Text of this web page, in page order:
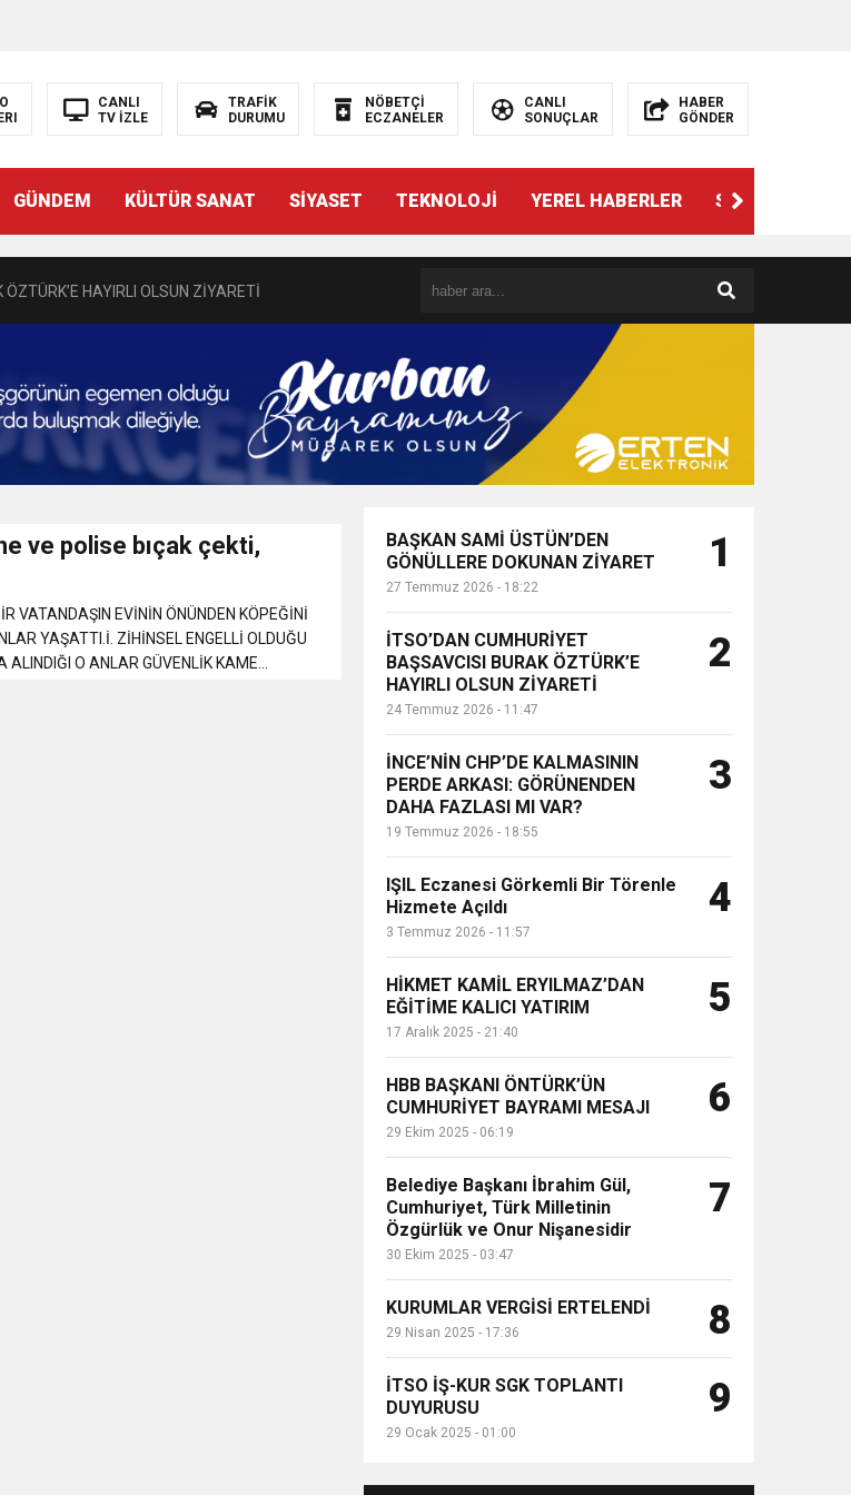
CANLI
TV İZLE
TRAFİK
DURUMU
NÖBETÇİ
ECZANELER
CANLI
SONUÇLAR
HABER
GÖNDER
GÜNDEM KÜLTÜR SANAT SİYASET TEKNOLOJİ YEREL HABERLER SPOR
HAYIRLI OLSUN ZİYARETİ
GÖRÜNENDEN DAHA FAZLASI MI VAR?
Milletinin Özgürlük ve Onur Nişanesidir
MESAJI
ve polise bıçak çekti,
ÖNÜNDEN KÖPEĞİNİ
YAŞATTI.İ. ZİHİNSEL ENGELLİ OLDUĞU
O ANLAR GÜVENLİK KAME...
BAŞKAN SAMİ ÜSTÜN’DEN
GÖNÜLLERE DOKUNAN ZİYARET
27 Temmuz 2026 - 18:22
1
İTSO’DAN CUMHURİYET
BAŞSAVCISI BURAK ÖZTÜRK’E
HAYIRLI OLSUN ZİYARETİ
24 Temmuz 2026 - 11:47
2
İNCE’NİN CHP’DE KALMASININ
PERDE ARKASI: GÖRÜNENDEN
DAHA FAZLASI MI VAR?
19 Temmuz 2026 - 18:55
3
IŞIL Eczanesi Görkemli Bir Törenle
Hizmete Açıldı
3 Temmuz 2026 - 11:57
4
HİKMET KAMİL ERYILMAZ’DAN
EĞİTİME KALICI YATIRIM
17 Aralık 2025 - 21:40
5
HBB BAŞKANI ÖNTÜRK’ÜN
CUMHURİYET BAYRAMI MESAJI
29 Ekim 2025 - 06:19
6
Belediye Başkanı İbrahim Gül,
Cumhuriyet, Türk Milletinin
Özgürlük ve Onur Nişanesidir
30 Ekim 2025 - 03:47
7
KURUMLAR VERGİSİ ERTELENDİ
29 Nisan 2025 - 17:36 8
İTSO İŞ-KUR SGK TOPLANTI
DUYURUSU
29 Ocak 2025 - 01:00
9